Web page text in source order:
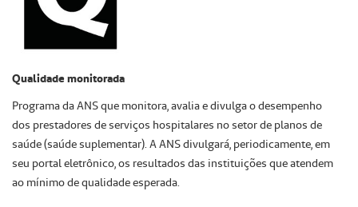
Qualidade monitorada
Programa da ANS que monitora, avalia e divulga o desempenho
dos prestadores de serviços hospitalares no setor de planos de
saúde (saúde suplementar). A ANS divulgará, periodicamente, em
seu portal eletrônico, os resultados das instituições que atendem
ao mínimo de qualidade esperada.